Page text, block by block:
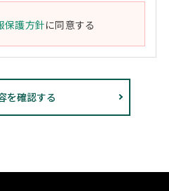
保護方針に同意する